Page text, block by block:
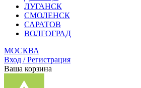
ЛУГАНСК
СМОЛЕНСК
САРАТОВ
ВОЛГОГРАД
МОСКВА
Вход / Регистрация
Ваша корзина